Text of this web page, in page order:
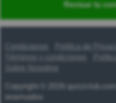
Revisar tu
Українська हिन्दी
Contáctanos
Política de
Términos y condiciones
Copyright © 2026
reservados